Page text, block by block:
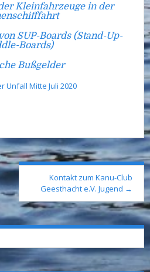
Kleinfahrzeuge in der
SUP-Boards (Stand-Up-
Boards)
Bußgelder
Unfall Mitte Juli 2020
Kontakt zum Kanu-Club
Geesthacht e.V. Jugend →